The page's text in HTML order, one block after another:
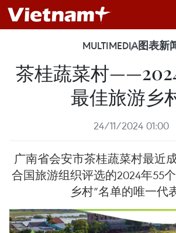
MULTIMEDIA图表新
茶桂蔬菜村
最佳旅游乡
24/11/2024 01:00
广南省会安市茶桂蔬菜村最近
合国旅游组织评选的2024年55
乡村”名单的唯一代